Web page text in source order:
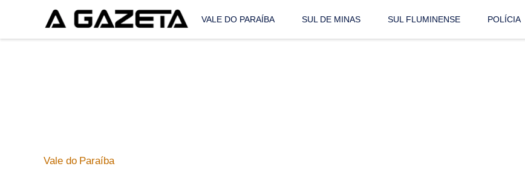
VALE DO PARAÍBA SUL DE MINAS SUL FLUMINENSE POLÍCIA
Vale do Paraíba